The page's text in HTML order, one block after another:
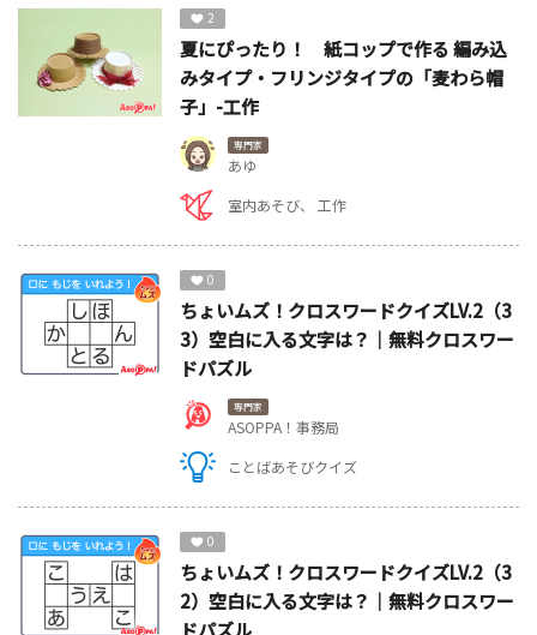
2
夏にぴったり！ 紙コップで作る 編み込
みタイプ・フリンジタイプの「麦わら帽
子」-工作
専門家
あゆ
室内あそび
工作
0
ちょいムズ！クロスワードクイズLV.2（3
3）空白に入る文字は？｜無料クロスワー
ドパズル
専門家
ASOPPA！事務局
ことばあそびクイズ
0
ちょいムズ！クロスワードクイズLV.2（3
2）空白に入る文字は？｜無料クロスワー
ドパズル